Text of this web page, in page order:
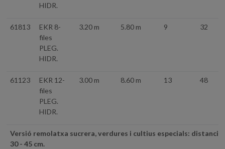
HIDR.
61813
EKR 8-
files
PLEG.
HIDR.
3.20 m 5.80 m 9 32
61123
EKR 12-
files
PLEG.
HIDR.
3.00 m 8.60 m 13 48
Versió remolatxa sucrera, verdures i cultius especials:
30 - 45 cm.